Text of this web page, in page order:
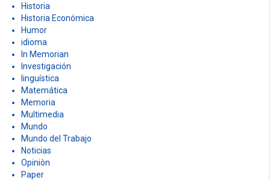
Historia
Historia Económica
Humor
idioma
In Memorian
Investigación
linguística
Matemática
Memoria
Multimedia
Mundo
Mundo del Trabajo
Noticias
Opiniòn
Paper